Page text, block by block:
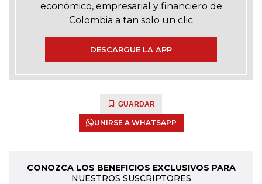
económico, empresarial y financiero de
Colombia a tan solo un clic
DESCARGUE LA APP
GUARDAR
UNIRSE A WHATSAPP
CONOZCA LOS BENEFICIOS EXCLUSIVOS PARA
NUESTROS SUSCRIPTORES